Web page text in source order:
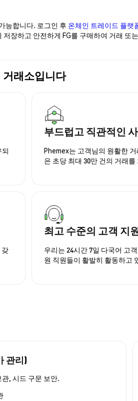
능합니다. 로그인 후 온체인 트레이드 플랫
장하고 안전하게 FG를 구매하여 거래 또
래소입니다
부드럽고 직관적인
Phemex는 고객님의 원활한
은 초당 최대 30만 건의 거래
갖
최고 수준의 고객 지
우리는 24시간 7일 다국어 고
원 직원들이 활발히 활동하고
관리)
, 시드 구문 보안.